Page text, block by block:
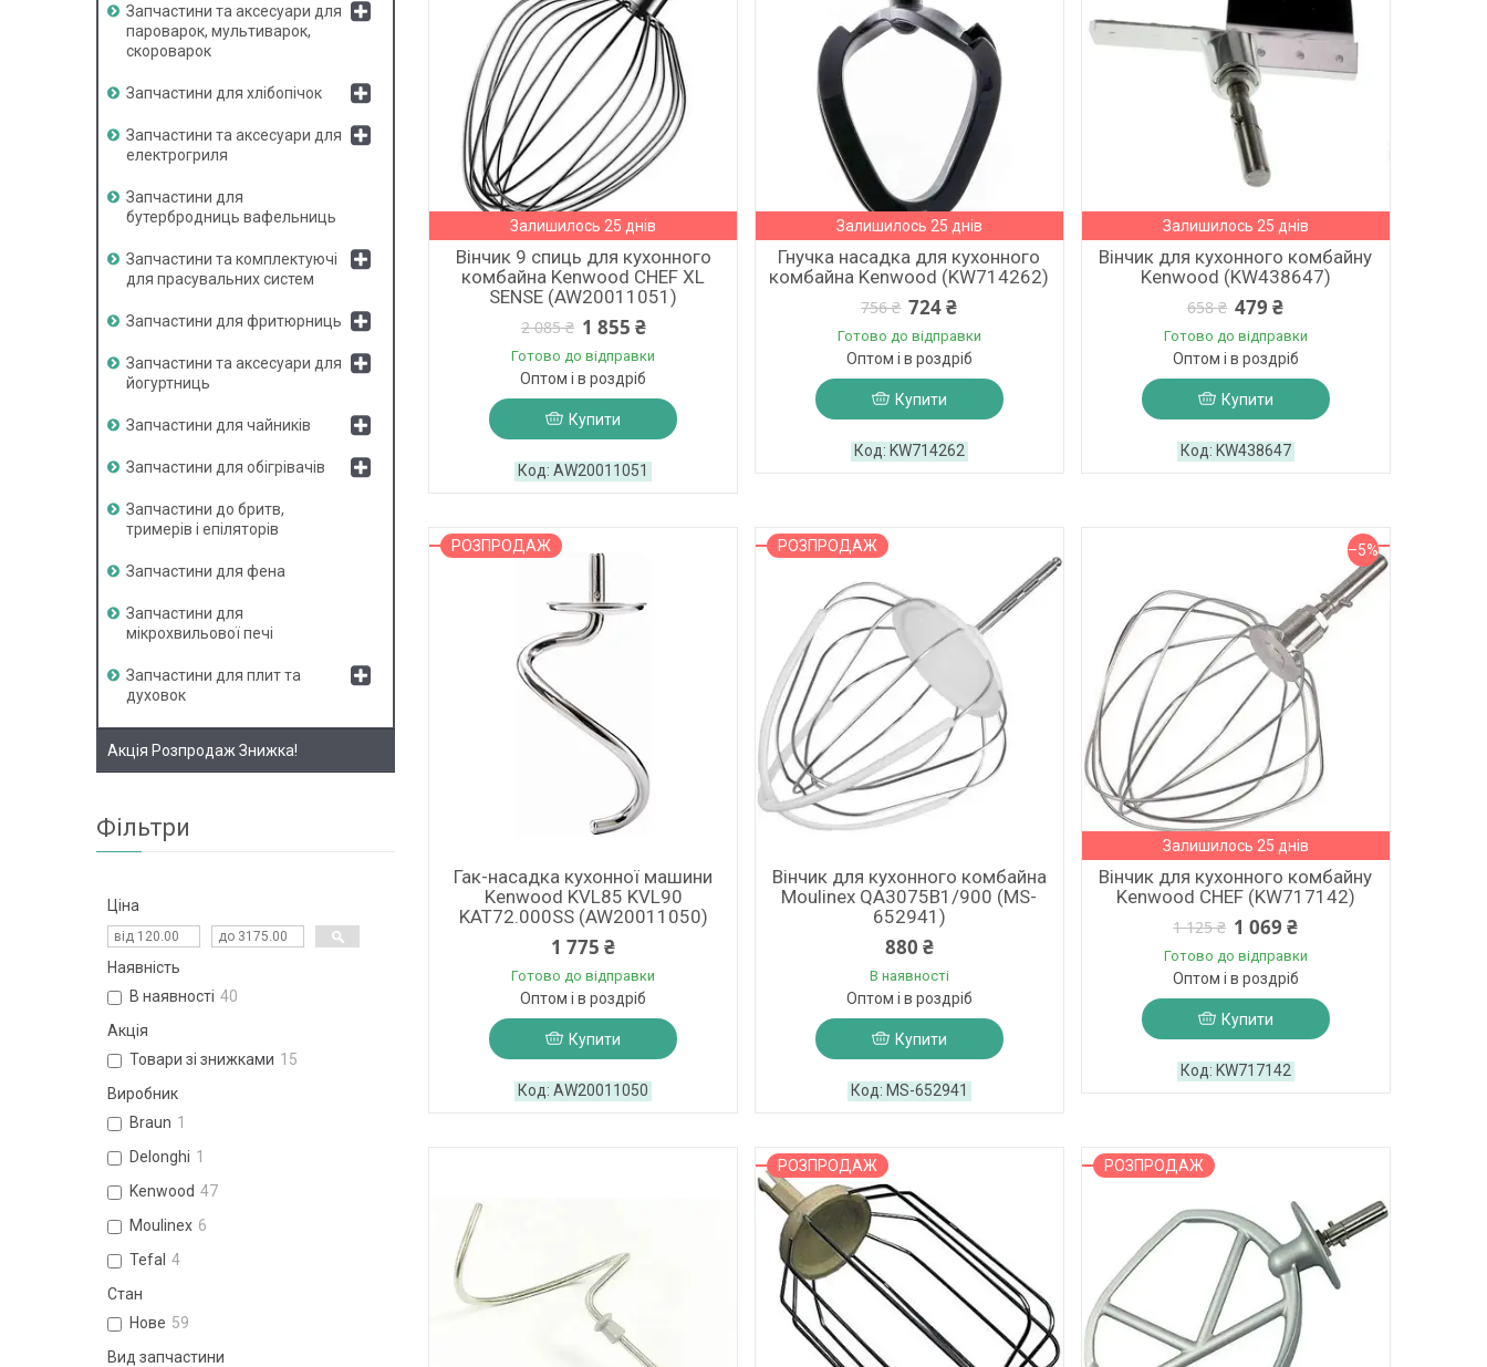
Залишилось 25 днів
Вінчик 9 спиць для кухонного
комбайна Kenwood CHEF XL
SENSE (AW20011051)
2 085 ₴ 1 855 ₴
Готово до відправки
Оптом і в роздріб
Купити
AW20011051
Залишилось 25 днів
Гнучка насадка для кухонного
комбайна Kenwood (KW714262)
756 ₴ 724 ₴
Готово до відправки
Оптом і в роздріб
Купити
KW714262
Залишилось 25 днів
Вінчик для кухонного комбайну
Kenwood (KW438647)
658 ₴ 479 ₴
Готово до відправки
Оптом і в роздріб
Купити
KW438647
РОЗПРОДАЖ
Гак-насадка кухонної машини
Kenwood KVL85 KVL90
KAT72.000SS (AW20011050)
1 775 ₴
Готово до відправки
Оптом і в роздріб
Купити
AW20011050
РОЗПРОДАЖ
Вінчик для кухонного комбайна
Moulinex QA3075B1/900 (MS-
652941)
880 ₴
В наявності
Оптом і в роздріб
Купити
MS-652941
–5%
Залишилось 25 днів
Вінчик для кухонного комбайну
Kenwood CHEF (KW717142)
1 125 ₴ 1 069 ₴
Готово до відправки
Оптом і в роздріб
Купити
KW717142
РОЗПРОДАЖ РОЗПРОДАЖ
Запчастини та аксесуари для
пароварок, мультиварок,
скороварок
Запчастини для хлібопічок
Запчастини та аксесуари для
електрогриля
Запчастини для
бутербродниць вафельниць
Запчастини та комплектуючі
для прасувальних систем
Запчастини для фритюрниць
Запчастини та аксесуари для
йогуртниць
Запчастини для чайників
Запчастини для обігрівачів
Запчастини до бритв,
тримерів і епіляторів
Запчастини для фена
Запчастини для
мікрохвильової печі
Запчастини для плит та
духовок
Акція Розпродаж Знижка!
Фільтри
Ціна
Наявність
В наявності 40
Акція
Товари зі знижками 15
Виробник
Braun 1
Delonghi 1
Kenwood 47
Moulinex 6
Tefal 4
Стан
Нове 59
Вид запчастини